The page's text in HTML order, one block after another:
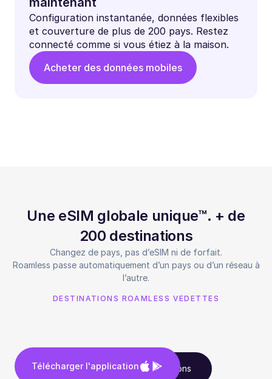
Configuration instantanée, données flexibles
et couverture de plus de 200 pays. Restez
connecté comme si vous étiez à la maison.
Acheter des données mobiles
Une eSIM globale unique™. + de
200 destinations
Changez de pays, pas d’eSIM ni de forfait.
Roamless passe automatiquement d’un pays ou d’un réseau à
l’autre.
DESTINATIONS ROAMLESS VEDETTES
Voir toutes les destinations
Télécharger l'application